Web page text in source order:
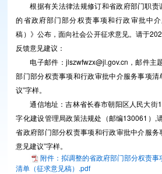
根据有关法律法规修订和省政府部门职
的省政府部门部分权责事项和行政审批中
稿）》公布，面向社会公开征求意见。请于
反馈意见建议：
电子邮件：jlszwfwzx@jl.gov.cn，邮件主
部门部分权责事项和行政审批中介服务事项
议”字样。
通信地址：吉林省长春市朝阳区人民大街
字化建设管理局政策法规处（邮编130061）,
省政府部门部分权责事项和行政审批中介服务
意见建议”字样。
附件：拟调整的省政府部门部分权责
清单（征求意见稿）.pdf